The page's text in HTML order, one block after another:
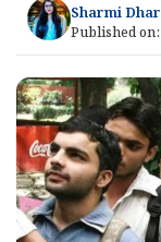
Sharmi Dhar
Published on: